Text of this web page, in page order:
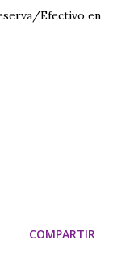
Efectivo en
COMPARTIR